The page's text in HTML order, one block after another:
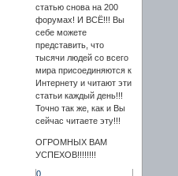
статью снова на 200
форумах! И ВСЁ!!! Вы
себе можете
представить, что
тысячи людей со всего
мира присоединяются к
Интернету и читают эти
статьи каждый день!!!
Точно так же, как и Вы
сейчас читаете эту!!!
ОГРОМНЫХ ВАМ
УСПЕХОВ!!!!!!!!
0